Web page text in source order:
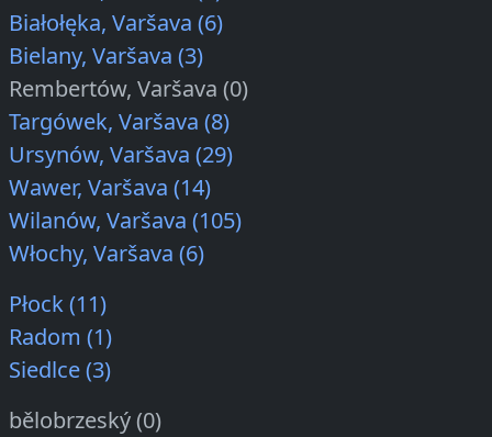
Białołęka, Varšava (6)
Bielany, Varšava (3)
Rembertów, Varšava (0)
Targówek, Varšava (8)
Ursynów, Varšava (29)
Wawer, Varšava (14)
Wilanów, Varšava (105)
Włochy, Varšava (6)
Płock (11)
Radom (1)
Siedlce (3)
bělobrzeský (0)